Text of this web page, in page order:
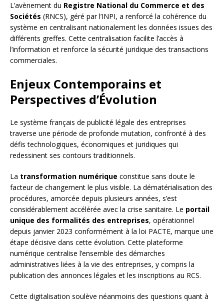
L’avènement du Registre National du Commerce et des
Sociétés (RNCS), géré par l’INPI, a renforcé la cohérence du
système en centralisant nationalement les données issues des
différents greffes. Cette centralisation facilite l’accès à
l’information et renforce la sécurité juridique des transactions
commerciales.
Enjeux Contemporains et
Perspectives d’Évolution
Le système français de publicité légale des entreprises
traverse une période de profonde mutation, confronté à des
défis technologiques, économiques et juridiques qui
redessinent ses contours traditionnels.
La transformation numérique constitue sans doute le
facteur de changement le plus visible. La dématérialisation des
procédures, amorcée depuis plusieurs années, s’est
considérablement accélérée avec la crise sanitaire. Le portail
unique des formalités des entreprises, opérationnel
depuis janvier 2023 conformément à la loi PACTE, marque une
étape décisive dans cette évolution. Cette plateforme
numérique centralise l’ensemble des démarches
administratives liées à la vie des entreprises, y compris la
publication des annonces légales et les inscriptions au RCS.
Cette digitalisation soulève néanmoins des questions quant à